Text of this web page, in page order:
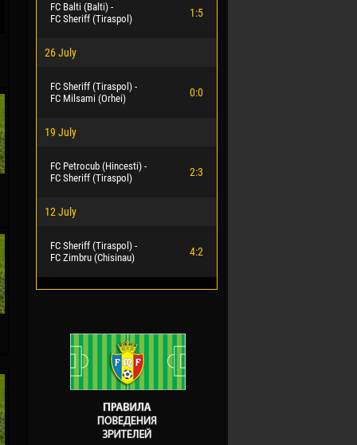
FC Balti (Balti) -
FC Sheriff (Tiraspol)
1:5
26 July
FC Sheriff (Tiraspol) -
FC Milsami (Orhei)
0:0
19 July
FC Petrocub (Hincesti) -
FC Sheriff (Tiraspol)
2:3
12 July
FC Sheriff (Tiraspol) -
FC Zimbru (Chisinau)
4:2